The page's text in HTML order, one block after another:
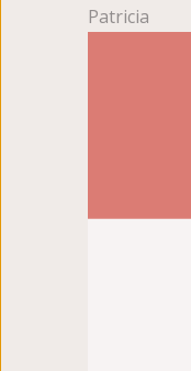
Patricia